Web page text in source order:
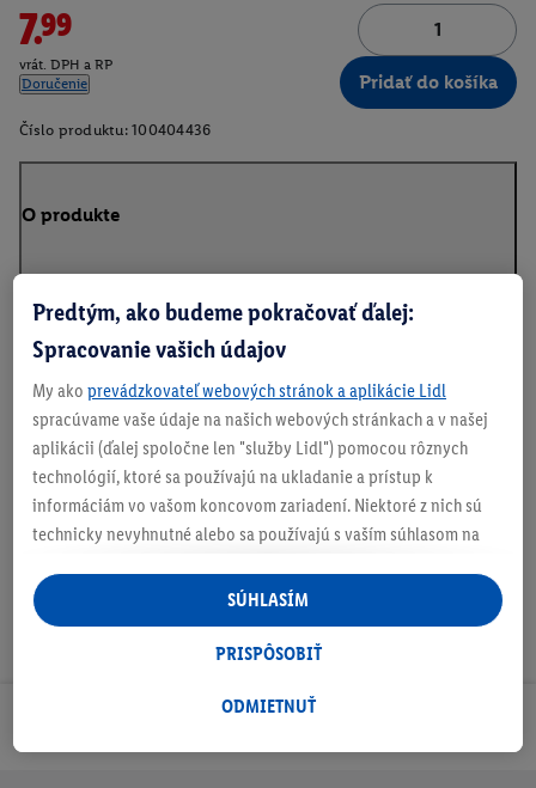
7.99
vrát. DPH a RP
Doručenie
Pridať do košíka
Číslo produktu: 100404436
O produkte
Informácie o batériách podľa nariadenia EÚ o
batériách
Na stiahnutie
Predtým, ako budeme pokračovať ďalej:
Spracovanie vašich údajov
My ako prevádzkovateľ webových stránok a aplikácie Lidl
spracúvame vaše údaje na našich webových stránkach a v našej
aplikácii (ďalej spoločne len "služby Lidl") pomocou rôznych
technológií, ktoré sa používajú na ukladanie a prístup k
informáciám vo vašom koncovom zariadení. Niektoré z nich sú
technicky nevyhnutné alebo sa používajú s vaším súhlasom na
personalizovanú reklamu v rámci služieb Lidl aj mimo nich. Ak
ste účastníkom programu Lidl Plus, na tieto účely sa spracúvajú
aj údaje z vášho nákupného správania v obchode.
následne si vytvoríte účet Lidl Plus alebo sa prihlásite do svojho
ODMIETNUŤ
PRISPÔSOBIŤ
SÚHLASÍM